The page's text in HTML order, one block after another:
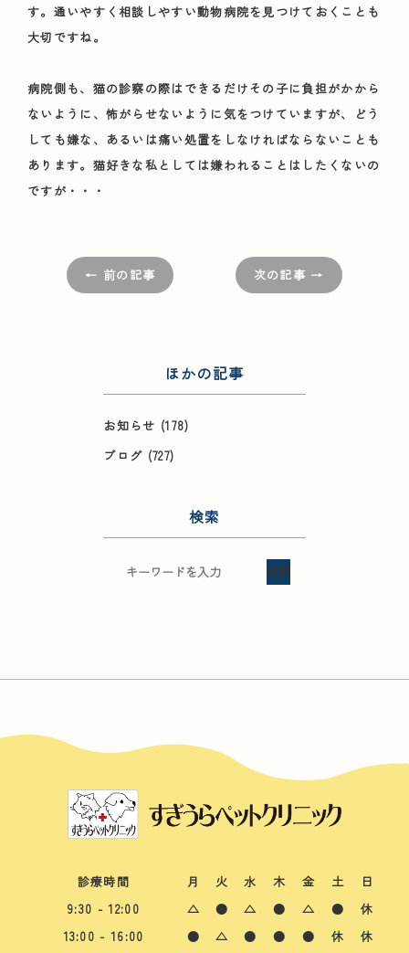
す。通いやすく相談しやすい動物病院を見つけておくことも
大切ですね。
病院側も、猫の診察の際はできるだけその子に負担がかから
ないように、怖がらせないように気をつけていますが、どう
しても嫌な、あるいは痛い処置をしなければならないことも
あります。猫好きな私としては嫌われることはしたくないの
ですが・・・
← 前の記事 次の記事 →
ほかの記事
お知らせ (178)
ブログ (727)
検索
検索
診療時間 月 火 水 木 金 土
日
9:30 - 12:00
△ ● △ ● △ ●
休
13:00 - 16:00
● △ ● ● ● 休
休